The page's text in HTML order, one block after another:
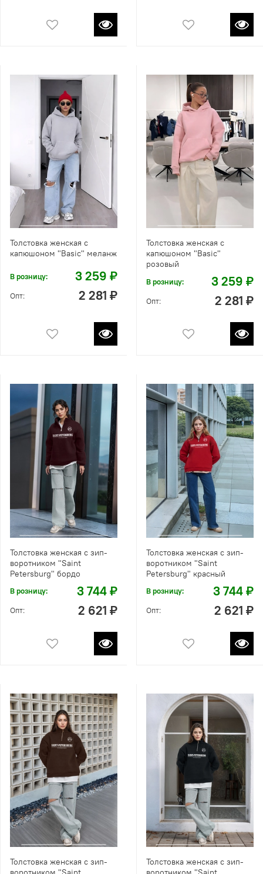
Толстовка женская с
капюшоном "Вasic" меланж
В розницу: 3 259 ₽
Опт: 2 281 ₽
Толстовка женская с
капюшоном "Вasic"
розовый
В розницу: 3 259 ₽
Опт: 2 281 ₽
Толстовка женская с зип-
воротником "Saint
Petersburg" бордо
В розницу: 3 744 ₽
Опт: 2 621 ₽
Толстовка женская с зип-
воротником "Saint
Petersburg" красный
В розницу: 3 744 ₽
Опт: 2 621 ₽
Толстовка женская с зип-
Толстовка женская с зип-